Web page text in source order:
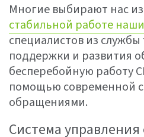
Многие выбирают нас
стабильной работе
специалистов из службы
поддержки и развития
бесперебойную работу
помощью современной
обращениями.
Система